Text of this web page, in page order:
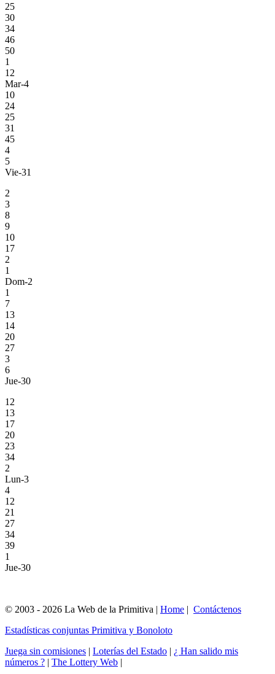
25
30
34
46
50
1
12
Mar-4
10
24
25
31
45
4
5
Vie-31
2
3
8
9
10
17
2
1
Dom-2
1
7
13
14
20
27
3
6
Jue-30
12
13
17
20
23
34
2
Lun-3
4
12
21
27
34
39
1
Jue-30
© 2003 - 2026 La Web de la Primitiva | Home | Contáctenos
Estadísticas conjuntas Primitiva y Bonoloto
Juega sin comisiones | Loterías del Estado | ¿ Han salido mis
números ? | The Lottery Web |